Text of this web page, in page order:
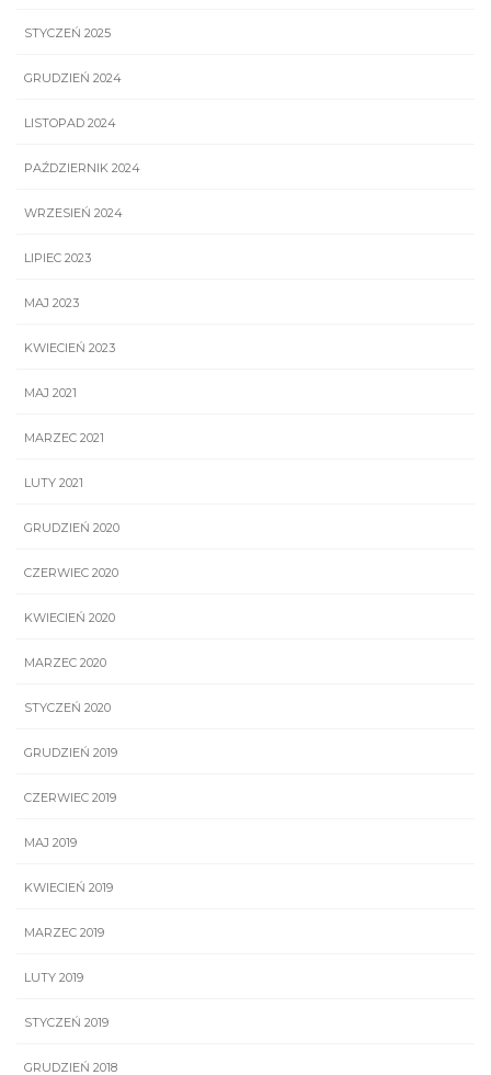
STYCZEŃ 2025
GRUDZIEŃ 2024
LISTOPAD 2024
PAŹDZIERNIK 2024
WRZESIEŃ 2024
LIPIEC 2023
MAJ 2023
KWIECIEŃ 2023
MAJ 2021
MARZEC 2021
LUTY 2021
GRUDZIEŃ 2020
CZERWIEC 2020
KWIECIEŃ 2020
MARZEC 2020
STYCZEŃ 2020
GRUDZIEŃ 2019
CZERWIEC 2019
MAJ 2019
KWIECIEŃ 2019
MARZEC 2019
LUTY 2019
STYCZEŃ 2019
GRUDZIEŃ 2018